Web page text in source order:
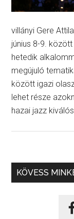
villányi Gere
június 8-9.
hetedik
megújuló
között igazi
lehet része
hazai jazz
KÖVESS